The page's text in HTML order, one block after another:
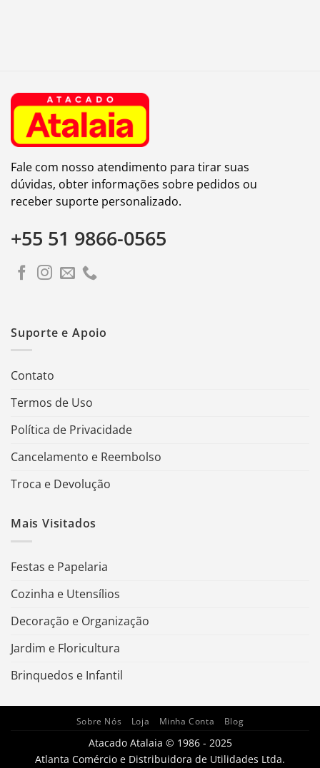
Fale com nosso atendimento para tirar suas
dúvidas, obter informações sobre pedidos ou
receber suporte personalizado.
+55 51 9866-0565
Suporte e Apoio
Contato
Termos de Uso
Política de Privacidade
Cancelamento e Reembolso
Troca e Devolução
Mais Visitados
Festas e Papelaria
Cozinha e Utensílios
Decoração e Organização
Jardim e Floricultura
Brinquedos e Infantil
Sobre Nós Loja Minha Conta Blog
Atacado Atalaia © 1986 - 2025
Atlanta Comércio e Distribuidora de Utilidades Ltda.